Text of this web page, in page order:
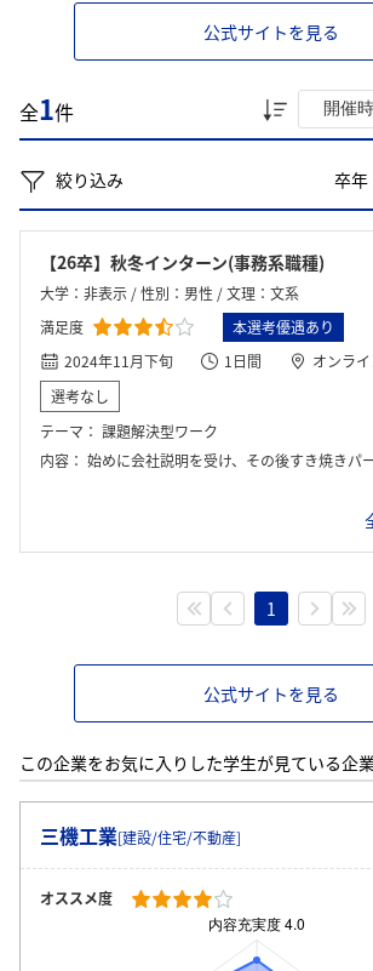
公式サイトを見る
全1件
絞り込み 卒年
【26卒】秋冬インターン(事務系職種)
大学：非表示 / 性別：男性 / 文理：文系
満足度
本選考優遇あり
2024年11月下旬
1日間
オンラ
選考なし
テーマ： 課題解決型ワーク
内容： 始めに会社説明を受け、その後すき焼きパーティーをする際の具材集め、人員配置を行った。業務内容としては、施工管理に近いものがあり、制限時間内に設定された金額、ルールを守りながらグループワークを行っ
1
公式サイトを見る
この企業をお気に入りした学生が見ている企
三機工業[建設/住宅/不動産]
オススメ度